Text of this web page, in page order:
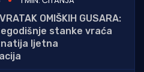
OMIŠKIH GUSARA:
stanke vraća
ljetna